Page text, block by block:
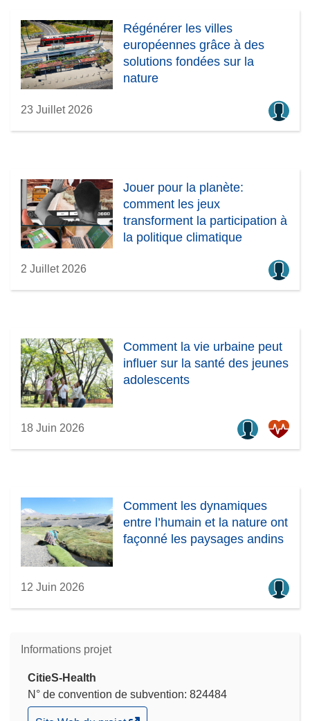
e
f
e
n
ê
e
Régénérer les villes
européennes grâce à des
solutions fondées sur la
nature
23 Juillet 2026
Jouer pour la planète:
comment les jeux
transforment la participation à
la politique climatique
2 Juillet 2026
Comment la vie urbaine peut
influer sur la santé des jeunes
adolescents
18 Juin 2026
Comment les dynamiques
entre l’humain et la nature ont
façonné les paysages andins
12 Juin 2026
Informations projet
CitieS-Health
N° de convention de subvention: 824484